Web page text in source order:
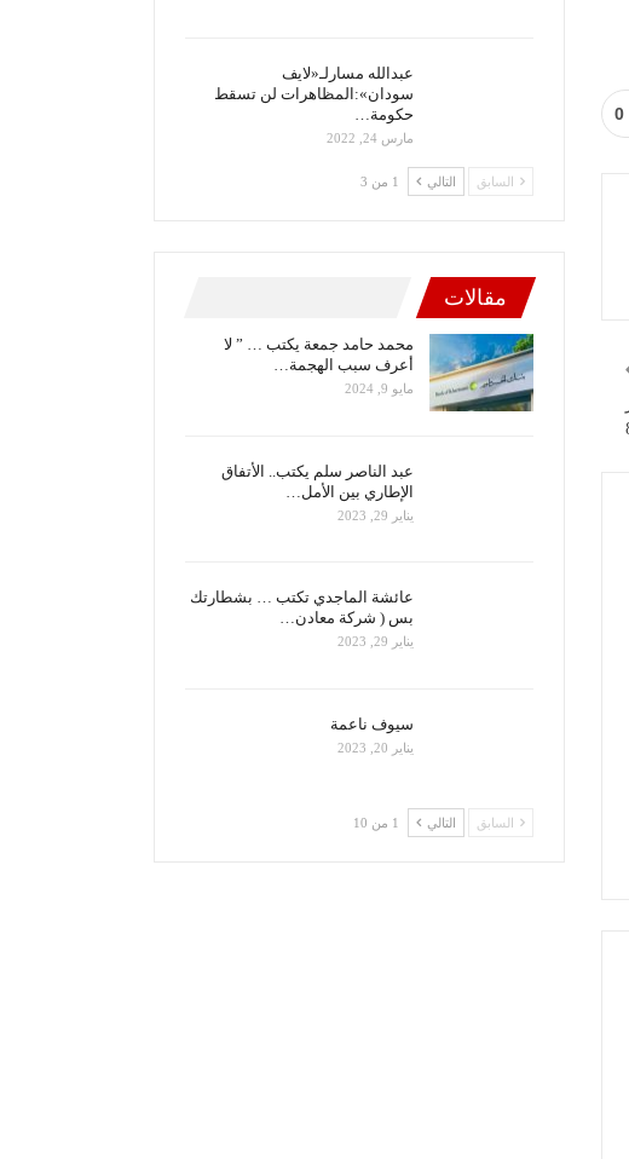
0
عبدالله مسارلـ«لايف
سودان»:المظاهرات لن تسقط
حكومة…
مارس 24, 2022
السابق التالي 1 من 3
مقالات
محمد حامد جمعة يكتب … ” لا
أعرف سبب الهجمة…
مايو 9, 2024
عبد الناصر سلم يكتب.. الأتفاق
الإطاري بين الأمل…
يناير 29, 2023
عائشة الماجدي تكتب … بشطارتك
بس ( شركة معادن…
يناير 29, 2023
سيوف ناعمة
يناير 20, 2023
السابق التالي 1 من 10